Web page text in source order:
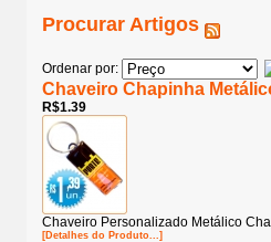
Procurar Artigos
Ordenar por:
Chaveiro Chapinha
R$1.39
Chaveiro Personalizado Metálico
[Detalhes do Produto...]